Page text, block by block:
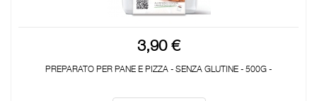
3,90 €
PREPARATO PER PANE E PIZZA - SENZA GLUTINE - 500G -